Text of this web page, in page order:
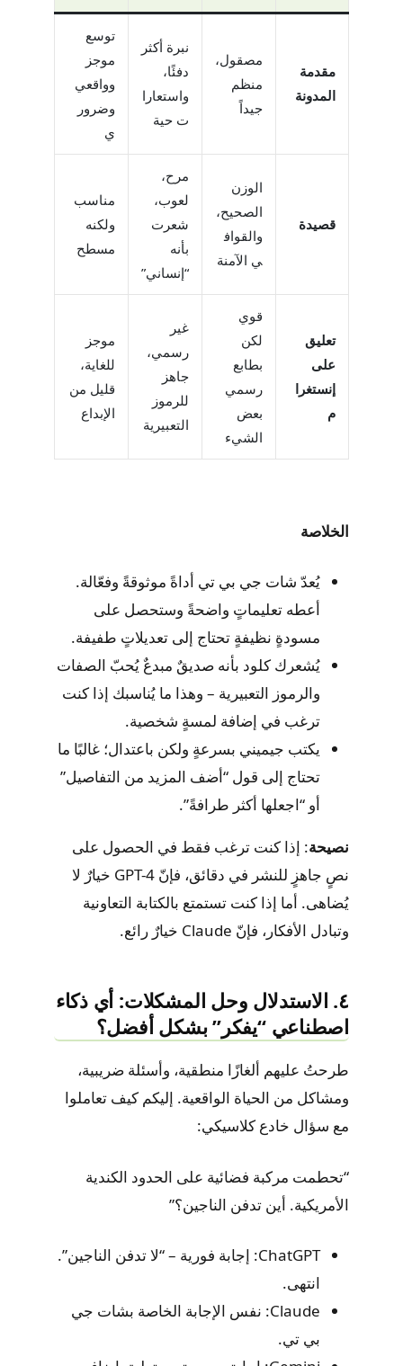
مقدمة
المدونة
مصقول،
منظم
جيداً
نبرة أكثر
دفئًا،
واستعارا
ت حية
توسع
موجز
وواقعي
وضرور
ي
قصيدة
الوزن
الصحيح،
والقواف
ي الآمنة
مرح،
لعوب،
شعرت
بأنه
“إنساني”
مناسب
ولكنه
مسطح
تعليق
على
إنستغرا
م
قوي
لكن
بطابع
رسمي
بعض
الشيء
غير
رسمي،
جاهز
للرموز
التعبيرية
موجز
للغاية،
قليل من
الإبداع
الخلاصة
يُعدّ شات جي بي تي أداةً موثوقةً وفعّالة.
أعطه تعليماتٍ واضحةً وستحصل على
مسودةٍ نظيفةٍ تحتاج إلى تعديلاتٍ طفيفة.
يُشعرك كلود بأنه صديقٌ مبدعٌ يُحبّ الصفات
والرموز التعبيرية – وهذا ما يُناسبك إذا كنت
ترغب في إضافة لمسةٍ شخصية.
يكتب جيميني بسرعةٍ ولكن باعتدال؛ غالبًا ما
تحتاج إلى قول “أضف المزيد من التفاصيل”
أو “اجعلها أكثر طرافةً”.
نصيحة: إذا كنت ترغب فقط في الحصول على
نصٍ جاهزٍ للنشر في دقائق، فإنّ GPT-4 خيارٌ لا
يُضاهى. أما إذا كنت تستمتع بالكتابة التعاونية
وتبادل الأفكار، فإنّ Claude خيارٌ رائع.
٤. الاستدلال وحل المشكلات: أي ذكاء
اصطناعي “يفكر” بشكل أفضل؟
طرحتُ عليهم ألغازًا منطقية، وأسئلة ضريبية،
ومشاكل من الحياة الواقعية. إليكم كيف تعاملوا
مع سؤال خادع كلاسيكي:
“تحطمت مركبة فضائية على الحدود الكندية
الأمريكية. أين تدفن الناجين؟”
ChatGPT: إجابة فورية – “لا تدفن الناجين”.
انتهى.
Claude: نفس الإجابة الخاصة بشات جي
بي تي.